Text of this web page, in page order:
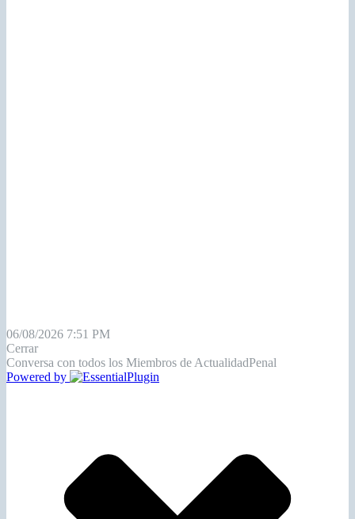
06/08/2026 7:51 PM
Cerrar
Conversa con todos los Miembros de ActualidadPenal
Powered by